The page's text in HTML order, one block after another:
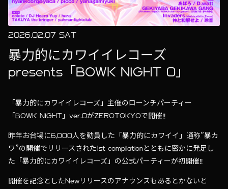
2026.02.07 SAT
暴力的にカワイイレコーズ
presents「BOWK NIGHT 0」
「暴力的にカワイイレコーズ」主催のローンチパーティー
「BOWK NIGHT」ver.0がZEROTOKYOで開催!!
昨年お台場に6,000人を動員した「暴力的にカワイイ」通称”暴カ
ワ”の開催でリリースされた1st compilationとともに密かに発足し
た「暴力的にカワイイレコーズ」の公式パーティーが初開催!!
開催を記念としたNewリリースのアナウンスもあるとかないと